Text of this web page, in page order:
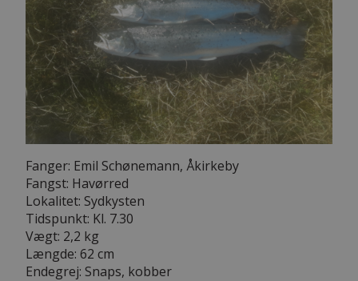
Fanger: Emil Schønemann, Åkirkeby
Fangst: Havørred
Lokalitet: Sydkysten
Tidspunkt: Kl. 7.30
Vægt: 2,2 kg
Længde: 62 cm
Endegrej: Snaps, kobber